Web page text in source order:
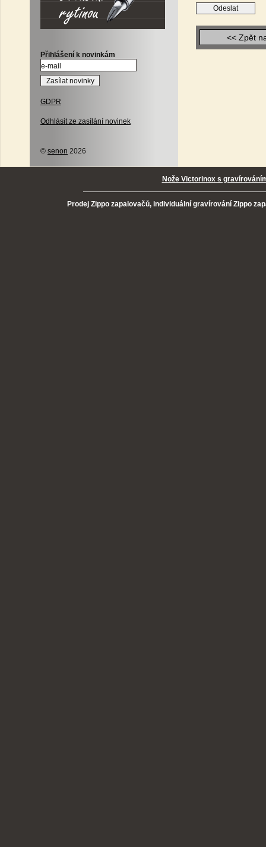
Přihlášení k novinkám
GDPR
Odhlásit ze zasílání novinek
© senon 2026
<< Zpět
Nože Victorinox s
Prodej Zippo zapalovačů, individuální gravírování Zippo